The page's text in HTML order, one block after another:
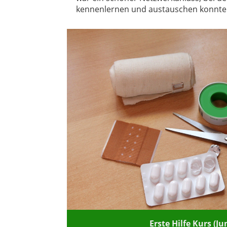
kennenlernen und austauschen
Erste Hilfe Kurs